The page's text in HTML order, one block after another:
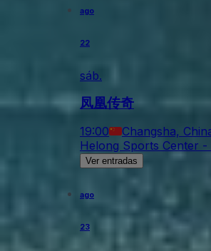
ago
22
sáb.
凤凰传奇
19:00 Changsha,
Helong Sports Center -
Ver entradas
ago
23